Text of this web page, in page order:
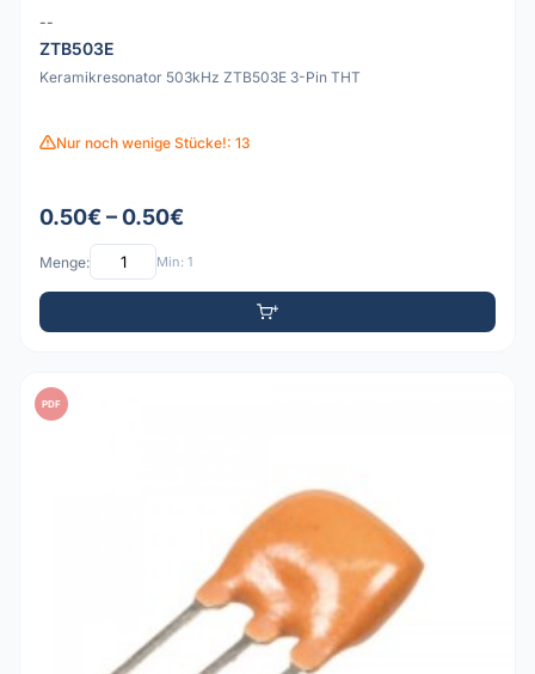
--
ZTB503E
Keramikresonator 503kHz ZTB503E 3-Pin THT
Nur noch wenige Stücke!: 13
0.50€ – 0.50€
Menge: Min: 1
PDF